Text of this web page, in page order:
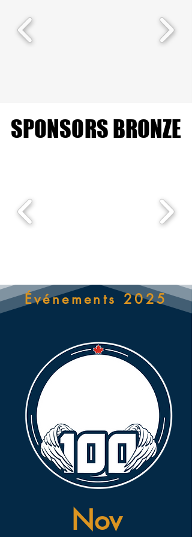
SPONSORS BRONZE
SPONSORS BRONZE
Événements 2025
Nov